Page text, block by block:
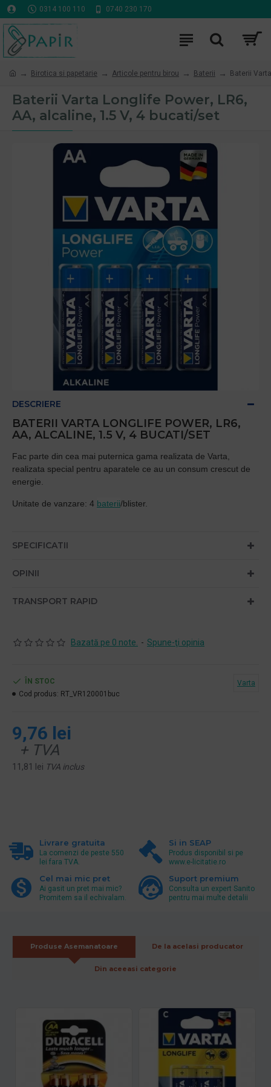
0314 100 110 0740 230 170
Birotica si papetarie Articole pentru birou Baterii Baterii
Baterii Varta Longlife Power, LR6,
AA, alcaline, 1.5 V, 4 bucati/set
DESCRIERE
BATERII VARTA LONGLIFE POWER, LR6,
AA, ALCALINE, 1.5 V, 4 BUCATI/SET
Fac parte din cea mai puternica gama realizata de Varta,
realizata special pentru aparatele ce au un consum crescut de
energie.
Unitate de vanzare: 4 baterii/blister.
SPECIFICATII
OPINII
TRANSPORT RAPID
Bazată pe 0 note. - Spune-ţi opinia
9,76 lei
+ TVA
11,81 lei TVA inclus
ÎN STOC
Cod produs: RT_VR120001buc
Varta
Livrare gratuita
La comenzi de peste 550
lei fara TVA.
Si in SEAP
Produs disponibil si pe
www.e-licitatie.ro
Cel mai mic pret
Ai gasit un pret mai mic?
Promitem sa il echivalam.
Suport premium
Consulta un expert Sanito
pentru mai multe detalii
Produse Asemanatoare De la acelasi producator
Din aceeasi categorie